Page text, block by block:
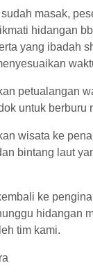
masak,
hidangan
yang ibadah
petualangan
untuk berburu
wisata ke
bintang laut
ke
hidangan
tim kami.